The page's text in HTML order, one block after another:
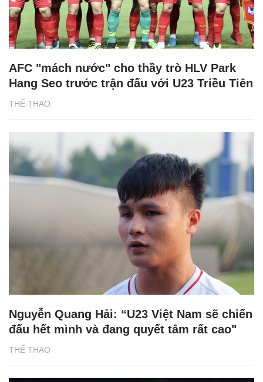
THỂ THAO
AFC "mách nước" cho thầy trò HLV Park
Hang Seo trước trận đấu với U23 Triều Tiên
THỂ THAO
Nguyễn Quang Hải: “U23 Việt Nam sẽ chiến
đấu hết mình và đang quyết tâm rất cao"